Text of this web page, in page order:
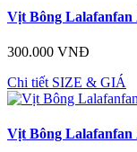
Vịt Bông Lalafanfan
300.000 VNĐ
Chi tiết SIZE & GIÁ
Vịt Bông Lalafanfan